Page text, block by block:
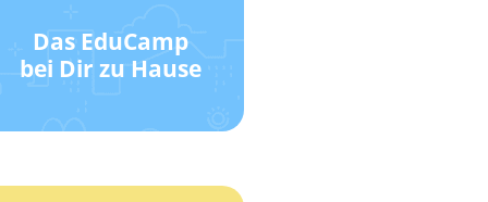
Das EduCamp
bei Dir zu Hause
Werde ein
EduCamp-